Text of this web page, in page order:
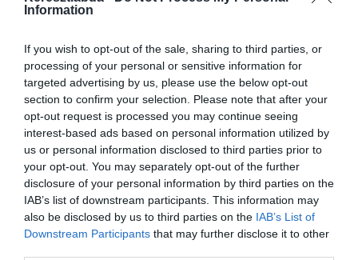
Information
If you wish to opt-out of the sale, sharing to third parties, or
processing of your personal or sensitive information for
targeted advertising by us, please use the below opt-out
section to confirm your selection. Please note that after your
opt-out request is processed you may continue seeing
interest-based ads based on personal information utilized by
us or personal information disclosed to third parties prior to
your opt-out. You may separately opt-out of the further
disclosure of your personal information by third parties on the
IAB’s list of downstream participants. This information may
also be disclosed by us to third parties on the IAB’s List of
Downstream Participants that may further disclose it to other
viselte és góllal debütált az 1 éves kölcsönjátéka után. Ezzel
Mindezek ellenére a Gazzetta dello Sport arról számolt be, hogy
Fabio Paratici és Pavel Nedved továbbra sem tervez vele, amit
közöltek is a játékossal. Így a Juventus megpróbálja eladni még idén
nyáron.
A Roma érdeklődik leginkább utána, akik Edin Dzekot szeretnék
pótolni az argentinnal. A Gazzetta értesülései szerint Dzeko
hamarosan csatlakozhat az Interhez nagyjából 15 millió euróért.